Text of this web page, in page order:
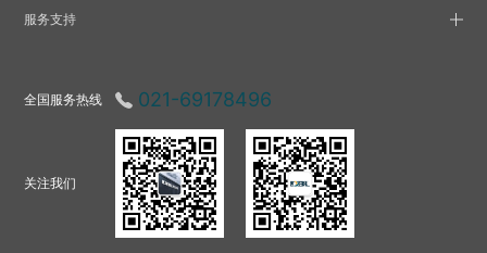
服务支持
全国服务热线 021-69178496
关注我们